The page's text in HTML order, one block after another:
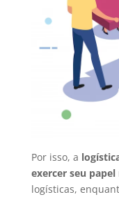
Por isso, a
exercer seu
logísticas,